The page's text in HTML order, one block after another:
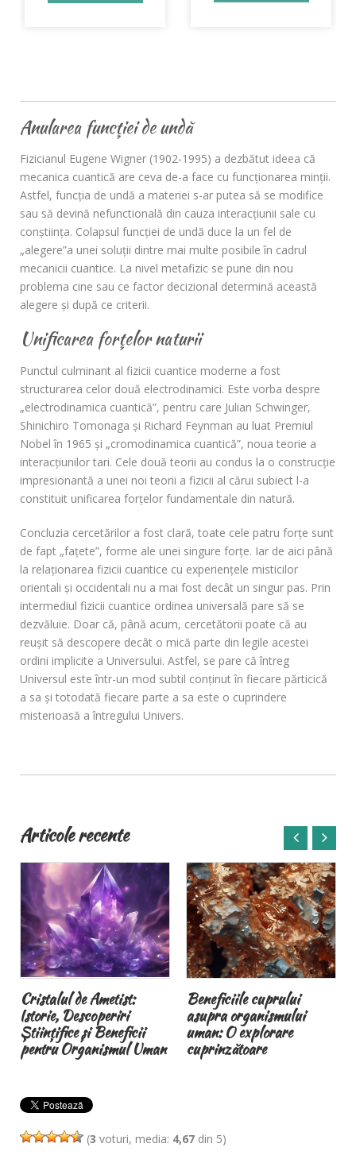
Anularea funcţiei de undă
Fizicianul Eugene Wigner (1902-1995) a dezbătut ideea că
mecanica cuantică are ceva de-a face cu funcţionarea minții.
Astfel, funcţia de undă a materiei s-ar putea să se modifice
sau să devină nefunctională din cauza interacţiunii sale cu
conştiinţa. Colapsul funcţiei de undă duce la un fel de
„alegere”a unei soluţii dintre mai multe posibile în cadrul
mecanicii cuantice. La nivel metafizic se pune din nou
problema cine sau ce factor decizional determină această
alegere şi după ce criterii.
Unificarea forţelor naturii
Punctul culminant al fizicii cuantice moderne a fost
structurarea celor două electrodinamici. Este vorba despre
„electrodinamica cuantică”, pentru care Julian Schwinger,
Shinichiro Tomonaga şi Richard Feynman au luat Premiul
Nobel în 1965 şi „cromodinamica cuantică”, noua teorie a
interacţiunilor tari. Cele două teorii au condus la o construcţie
impresionantă a unei noi teorii a fizicii al cărui subiect l-a
constituit unificarea forţelor fundamentale din natură.
Concluzia cercetărilor a fost clară, toate cele patru forţe sunt
de fapt „faţete”, forme ale unei singure forţe. Iar de aici până
la relaționarea fizicii cuantice cu experienţele misticilor
orientali și occidentali nu a mai fost decât un singur pas. Prin
intermediul fizicii cuantice ordinea universală pare să se
dezvăluie. Doar că, până acum, cercetătorii poate că au
reuşit să descopere decât o mică parte din legile acestei
ordini implicite a Universului. Astfel, se pare că întreg
Universul este într-un mod subtil conţinut în fiecare părticică
a sa şi totodată fiecare parte a sa este o cuprindere
misterioasă a întregului Univers.
Articole recente
Beneficiile cuprului
asupra organismului
uman: O explorare
cuprinzătoare
Brățările magnetice
terapeutice și
magnetoterapia
(3 voturi, media: 4,67 din 5)